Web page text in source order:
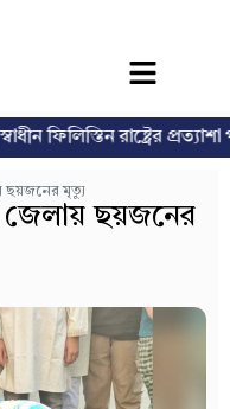
রাষ্ট্রের প্রত্যাশা পুনর্ব্যক্ত
ছয়জনের মৃত্যু
জেলায় ছয়জনের